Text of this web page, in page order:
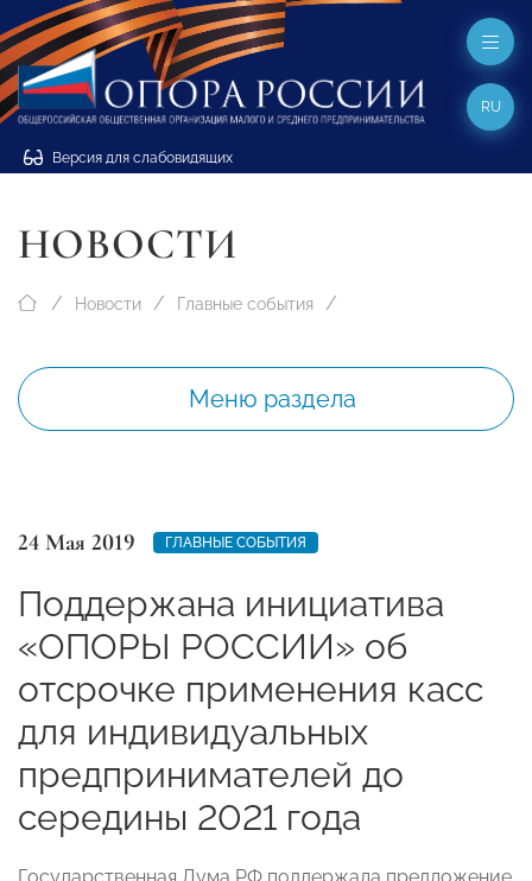
Версия для слабовидящих
RU
НОВОСТИ
Новости Главные события
Меню раздела
24 Мая 2019 ГЛАВНЫЕ СОБЫТИЯ
Поддержана инициатива
«ОПОРЫ РОССИИ» об
отсрочке применения касс
для индивидуальных
предпринимателей до
середины 2021 года